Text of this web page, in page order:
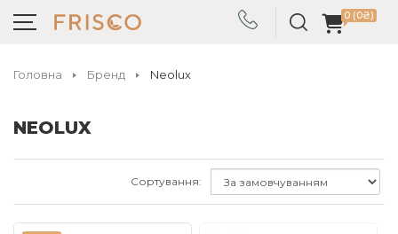
0 (0₴)
Головна Бренд Neolux
NEOLUX
Сортування: